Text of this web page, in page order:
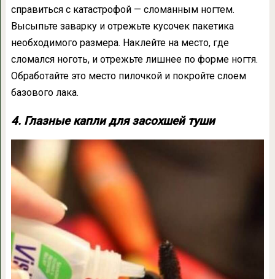
справиться с катастрофой — сломанным ногтем.
Высыпьте заварку и отрежьте кусочек пакетика
необходимого размера. Наклейте на место, где
сломался ноготь, и отрежьте лишнее по форме ногтя.
Обработайте это место пилочкой и покройте слоем
базового лака.
4. Глазные капли для засохшей туши